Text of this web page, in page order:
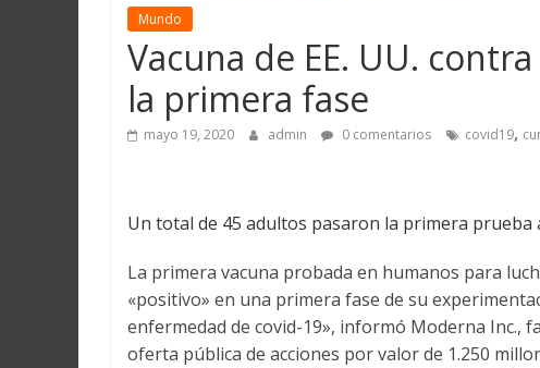
Mundo
Vacuna de EE. UU.
la primera fase
mayo 19, 2020 admin 0 comentarios covid19,
Un total de 45 adultos pasaron la primera
La primera vacuna probada en humanos para
«positivo» en una primera fase de su
enfermedad de covid-19», informó Moderna Inc.,
oferta pública de acciones por valor de 1.250